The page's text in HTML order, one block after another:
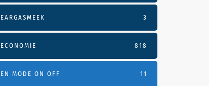
EARGASMEEK 3
ECONOMIE 818
EN MODE ON OFF 11